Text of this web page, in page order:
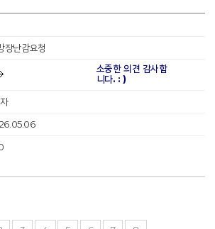
장난감요청
소중한 의견 감사합
니다. : )